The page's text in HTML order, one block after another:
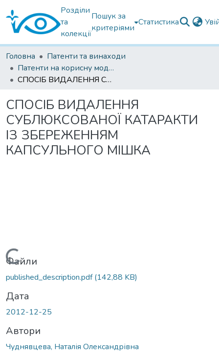
Розділи
та
колекції
Пошук за
критеріями
Статистика
Головна
Патенти та винаходи
Патенти на корисну модель
СПОСІБ ВИДАЛЕННЯ СУБЛЮКСОВАНОЇ КАТАРАКТИ ІЗ ЗБЕРЕЖЕННЯМ КАПСУЛЬНОГО МІШКА
СПОСІБ ВИДАЛЕННЯ
СУБЛЮКСОВАНОЇ КАТАРАКТИ
ІЗ ЗБЕРЕЖЕННЯМ
КАПСУЛЬНОГО МІШКА
Вантажиться...
Файли
published_description.pdf(142,88 KB)
Дата
2012-12-25
Автори
Чуднявцева, Наталія Олександрівна